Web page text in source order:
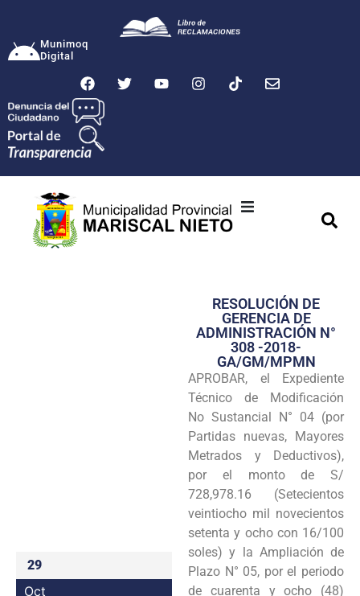
Munimoq
Digital
Transparencia
Seguridad
Programas
Intranet
29
Oct
RESOLUCIÓN DE
GERENCIA DE
ADMINISTRACIÓN N°
308 -2018-
GA/GM/MPMN
APROBAR, el Expediente
Técnico de Modificación
No Sustancial N° 04 (por
Partidas nuevas, Mayores
Metrados y Deductivos),
por el monto de S/
728,978.16 (Setecientos
veintiocho mil novecientos
setenta y ocho con 16/100
soles) y la Ampliación de
Plazo N° 05, por el periodo
de cuarenta y ocho (48)